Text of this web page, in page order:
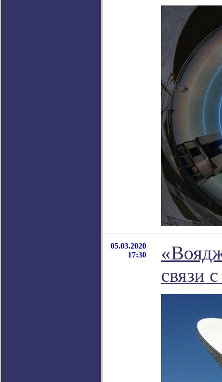
05.03.2020
17:30
связи